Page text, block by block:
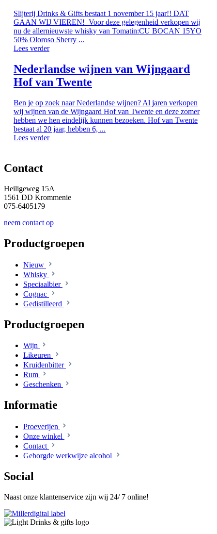
Slijterij Drinks & Gifts bestaat 1 november 15 jaar!! DAT
GAAN WIJ VIEREN! Voor deze gelegenheid verkopen wij
nu de allernieuwste whisky van Tomatin:CU BOCAN 15YO
50% Oloroso Sherry ...
Lees verder
Nederlandse wijnen van Wijngaard
Hof van Twente
Ben je op zoek naar Nederlandse wijnen? Al jaren verkopen
wij wijnen van de Wijngaard Hof van Twente en deze zomer
hebben we hen eindelijk kunnen bezoeken. Hof van Twente
bestaat al 20 jaar, hebben 6, ...
Lees verder
Contact
Heiligeweg 15A
1561 DD Krommenie
075-6405179
neem contact op
Productgroepen
Nieuw
Whisky
Speciaalbier
Cognac
Gedistilleerd
Productgroepen
Wijn
Likeuren
Kruidenbitter
Rum
Geschenken
Informatie
Proeverijen
Onze winkel
Contact
Geborgde werkwijze alcohol
Social
Naast onze klantenservice zijn wij 24/ 7 online!